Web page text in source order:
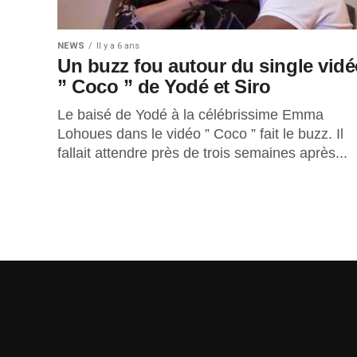
NEWS Il y a 6 ans
Un buzz fou autour du single
” Coco ” de Yodé et Siro
Le baisé de Yodé à la célébrissime Emma
Lohoues dans le vidéo ” Coco ” fait le buzz. Il
fallait attendre près de trois semaines après...